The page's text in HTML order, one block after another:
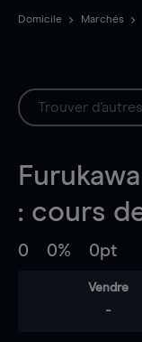
Domicile Marchés
: cours
0 0% 0pt
Vendre
-